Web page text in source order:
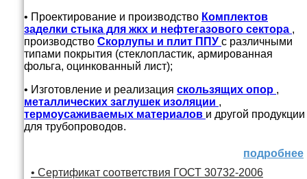
• Проектирование и производство Комплектов
заделки стыка для жкх и нефтегазового сектора ,
производство Скорлупы и плит ППУ с различными
типами покрытия (стеклопластик, армированная
фольга, оцинкованный лист);
• Изготовление и реализация скользящих опор ,
металлических заглушек изоляции ,
термоусаживаемых материалов и другой продукции
для трубопроводов.
подробнее
• Сертификат соответствия ГОСТ 30732-2006